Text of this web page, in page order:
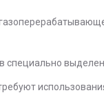
специально